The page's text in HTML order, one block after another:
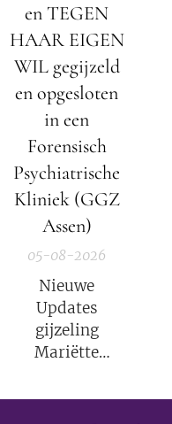
en TEGEN
HAAR EIGEN
WIL gegijzeld
en opgesloten
in een
Forensisch
Psychiatrische
Kliniek (GGZ
Assen)
05-08-2026
Nieuwe
Updates
gijzeling
Mariëtte